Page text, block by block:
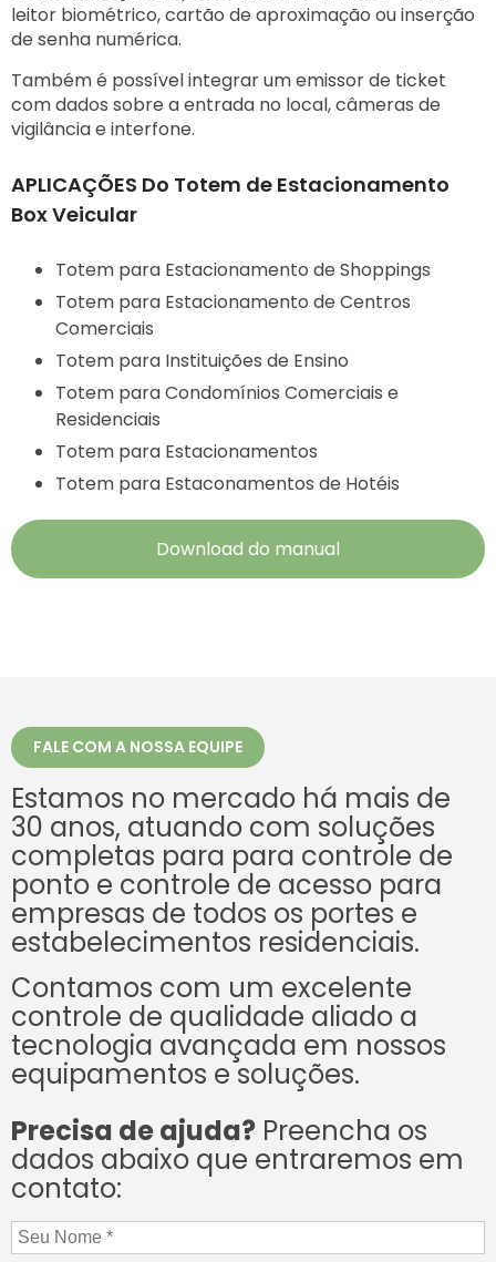
leitor biométrico, cartão de aproximação ou inserção
de senha numérica.
Também é possível integrar um emissor de ticket
com dados sobre a entrada no local, câmeras de
vigilância e interfone.
APLICAÇÕES Do Totem de Estacionamento
Box Veicular
Totem para Estacionamento de Shoppings
Totem para Estacionamento de Centros
Comerciais
Totem para Instituições de Ensino
Totem para Condomínios Comerciais e
Residenciais
Totem para Estacionamentos
Totem para Estaconamentos de Hotéis
Download do manual
FALE COM A NOSSA EQUIPE
Estamos no mercado há mais de
30 anos, atuando com soluções
completas para para controle de
ponto e controle de acesso para
empresas de todos os portes e
estabelecimentos residenciais.
Contamos com um excelente
controle de qualidade aliado a
tecnologia avançada em nossos
equipamentos e soluções.
Precisa de ajuda? Preencha os
dados abaixo que entraremos em
contato: